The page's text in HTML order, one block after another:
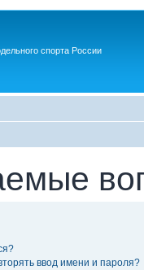
спорта России
ввод имени и пароля?